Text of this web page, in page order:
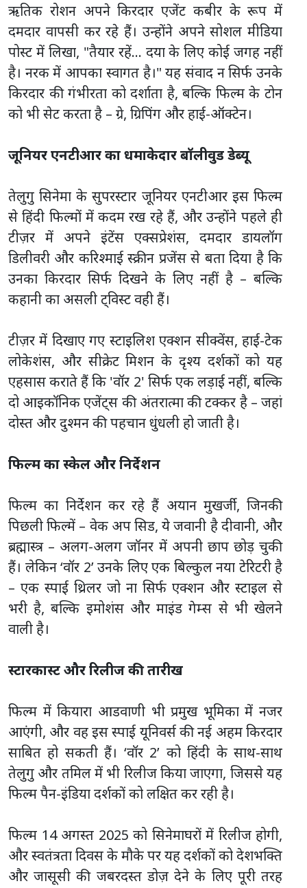
ऋतिक रोशन अपने किरदार एजेंट कबीर के रूप में
दमदार वापसी कर रहे हैं। उन्होंने अपने सोशल मीडिया
पोस्ट में लिखा, "तैयार रहें… दया के लिए कोई जगह नहीं
है। नरक में आपका स्वागत है।" यह संवाद न सिर्फ उनके
किरदार की गंभीरता को दर्शाता है, बल्कि फिल्म के टोन
को भी सेट करता है – ग्रे, ग्रिपिंग और हाई-ऑक्टेन।
जूनियर एनटीआर का धमाकेदार बॉलीवुड डेब्यू
तेलुगु सिनेमा के सुपरस्टार जूनियर एनटीआर इस फिल्म
से हिंदी फिल्मों में कदम रख रहे हैं, और उन्होंने पहले ही
टीज़र में अपने इंटेंस एक्सप्रेशंस, दमदार डायलॉग
डिलीवरी और करिश्माई स्क्रीन प्रजेंस से बता दिया है कि
उनका किरदार सिर्फ दिखने के लिए नहीं है – बल्कि
कहानी का असली ट्विस्ट वही हैं।
टीज़र में दिखाए गए स्टाइलिश एक्शन सीक्वेंस, हाई-टेक
लोकेशंस, और सीक्रेट मिशन के दृश्य दर्शकों को यह
एहसास कराते हैं कि 'वॉर 2' सिर्फ एक लड़ाई नहीं, बल्कि
दो आइकॉनिक एजेंट्स की अंतरात्मा की टक्कर है – जहां
दोस्त और दुश्मन की पहचान धुंधली हो जाती है।
फिल्म का स्केल और निर्देशन
फिल्म का निर्देशन कर रहे हैं अयान मुखर्जी, जिनकी
पिछली फिल्में – वेक अप सिड, ये जवानी है दीवानी, और
ब्रह्मास्त्र – अलग-अलग जॉनर में अपनी छाप छोड़ चुकी
हैं। लेकिन ‘वॉर 2’ उनके लिए एक बिल्कुल नया टेरिटरी है
– एक स्पाई थ्रिलर जो ना सिर्फ एक्शन और स्टाइल से
भरी है, बल्कि इमोशंस और माइंड गेम्स से भी खेलने
वाली है।
स्टारकास्ट और रिलीज की तारीख
फिल्म में कियारा आडवाणी भी प्रमुख भूमिका में नजर
आएंगी, और वह इस स्पाई यूनिवर्स की नई अहम किरदार
साबित हो सकती हैं। ‘वॉर 2’ को हिंदी के साथ-साथ
तेलुगु और तमिल में भी रिलीज किया जाएगा, जिससे यह
फिल्म पैन-इंडिया दर्शकों को लक्षित कर रही है।
फिल्म 14 अगस्त 2025 को सिनेमाघरों में रिलीज होगी,
और स्वतंत्रता दिवस के मौके पर यह दर्शकों को देशभक्ति
और जासूसी की जबरदस्त डोज़ देने के लिए पूरी तरह